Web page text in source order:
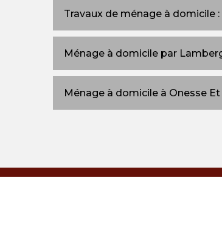
Travaux de ménage à
Ménage à domicile par
Ménage à domicile à Onesse